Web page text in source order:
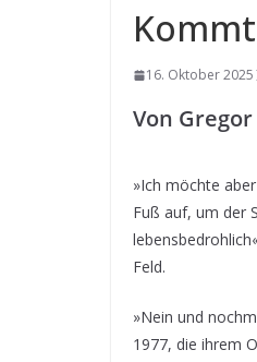
16. Oktober 2025
Von
»Ich möchte
Fuß auf, um der
Feld.
»Nein und
1977, die ihrem